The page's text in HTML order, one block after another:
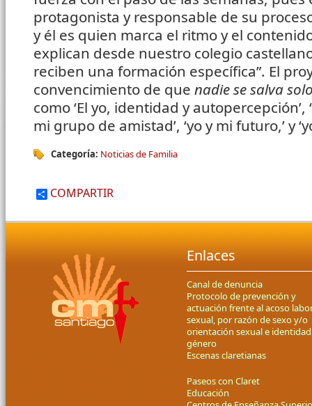
protagonista y responsable de su
y él es quien marca el ritmo y el
explican desde nuestro colegio
reciben una formación específica”. El
convencimiento de que nadie se salva
como ‘El yo, identidad y autopercepción’,
mi grupo de amistad’, ‘yo y mi futuro,’ y
Categoría: Noticias de Familia
COMPARTIR
Enlaces
Canal de denuncia
Protocolo de prevención y
actuación frente al acoso
sexual, por razón de sexo y/o
orientación sexual e
género
Escenas claretianas
Paseos con Claret
Educación